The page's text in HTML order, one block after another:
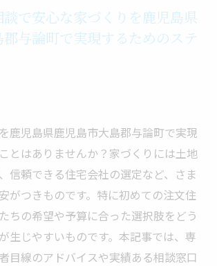
で安心な家づくりを鹿児島県
与論町で実現するためのステ
鹿児島県鹿児島市大島郡与論町で実現
とはありませんか？家づくりには土地
信頼できる住宅会社の選定など、さま
がつきものです。特に初めての注文住
ちの希望や予算に合った選択肢をどう
生じやすいものです。本記事では、専
目線のアドバイスや実績ある相談窓口